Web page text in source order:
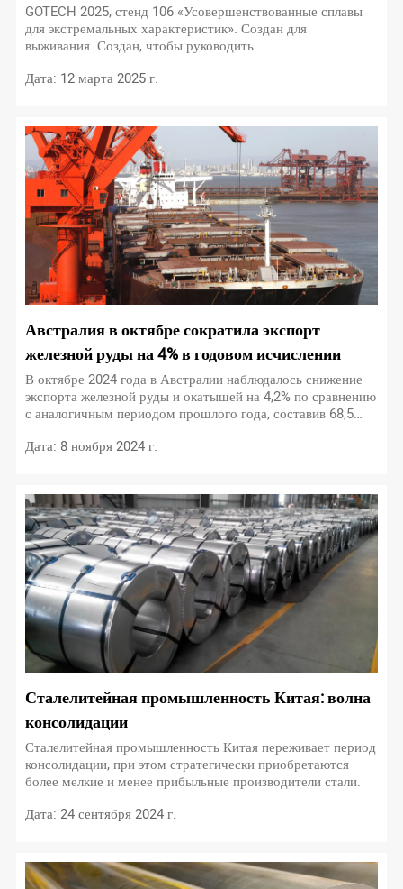
GOTECH 2025, стенд 106 «Усовершенствованные сплавы
для экстремальных характеристик». Создан для
выживания. Создан, чтобы руководить.
Дата: 12 марта 2025 г.
Австралия в октябре сократила экспорт
железной руды на 4% в годовом исчислении
В октябре 2024 года в Австралии наблюдалось снижение
экспорта железной руды и окатышей на 4,2% по сравнению
с аналогичным периодом прошлого года, составив 68,5
Дата: 8 ноября 2024 г.
Сталелитейная промышленность Китая: волна
консолидации
Сталелитейная промышленность Китая переживает период
консолидации, при этом стратегически приобретаются
более мелкие и менее прибыльные производители стали.
Дата: 24 сентября 2024 г.